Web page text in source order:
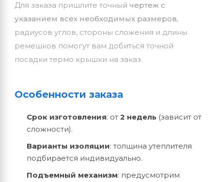
Для заказа пришлите точный чертеж с
указанием всех необходимых размеров,
радиусов углов, стороны сложения и длины
ремешков помогут вам добиться точной
посадки термо крышки на заказ.
Особенности заказа
Срок изготовления: от 2 недель (зависит от
сложности).
Варианты изоляции: толщина утеплителя
подбирается индивидуально.
Подъемный механизм: предусмотрим